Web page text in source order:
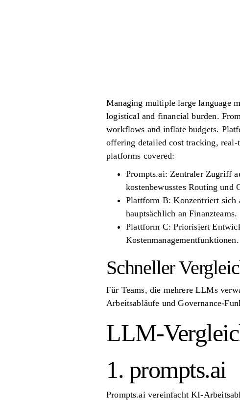
Managing multiple large language
logistical and financial burden.
workflows and inflate budgets.
offering detailed cost tracking,
platforms covered:
Prompts.ai: Zentraler Zugriff
kostenbewusstes Routing
Plattform B: Konzentriert sich
hauptsächlich an Finanzteams.
Plattform C: Priorisiert
Kostenmanagementfunktionen.
Schneller
Für Teams, die mehrere LLMs
Arbeitsabläufe und Governance-
LLM-
1. prompts.ai
Prompts.ai vereinfacht KI-